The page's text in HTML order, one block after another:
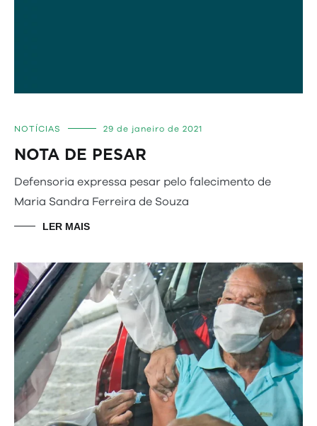
NOTÍCIAS 29 de janeiro de 2021
NOTA DE PESAR
Defensoria expressa pesar pelo falecimento de
Maria Sandra Ferreira de Souza
LER MAIS